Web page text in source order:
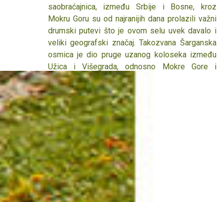
zadužbina episkopa šabačkog gospodina
Lavrentija. Posvećen je Sv. vladici Nikolaju
Velimiroviću koji se slavi 03.maja. Crkva, u čijem
oltaru se čuva deo moštiju Sv. Vladike Nikolaja,
sagrađena je 1994. godine i pripada moravskom
stilu. Drvorezbareni ikonostas je rađen u
baroknom stilu i pozlaćen je 24 - karatnim zlatom,
dok je ikone u vizantijskom stilu živopisala i
manastiru poklonila sestra Krstana Tasić, poznati
ikonopisac. U krugu manastirskog kompleksa
nalazi se muzej, konak i veći smeštajni objekat
"Dom Nikolaja Velimirovića", koji raspolaže
smeštajnim kapacitetom koji može da primi 200
gostiju.
saobraćajnica, između Srbije i Bosne, kroz
Mokru Goru su od najranijih dana prolazili važni
drumski putevi što je ovom selu uvek davalo i
veliki geografski značaj. Takozvana Šarganska
osmica je dio pruge uzanog koloseka između
Užica i Višegrada, odnosno Mokre Gore i
Kremana, preko brda Šargana. Pošto lokomotiva
parnog voza ne može da savlada uspon, pruga
na izvjestan način ide preko brda u zavijenim
krugovima, i tako pravi figuru broja osam.
Turističko geografski položaj Mokre Gore
najpovoljniji je u odnosu na afirmisane turističke
centre, koji se nalaze u njenoj neposrednoj
blizini: Zlatibor, Tara, Perućac.